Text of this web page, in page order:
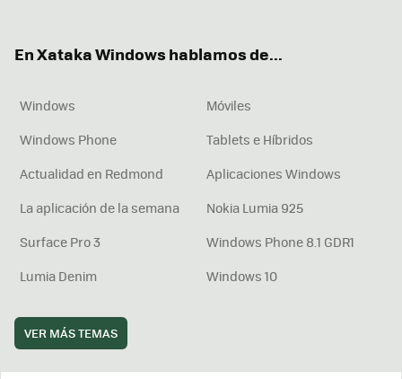
En Xataka Windows hablamos de...
Windows
Móviles
Windows Phone
Tablets e Híbridos
Actualidad en Redmond
Aplicaciones Windows
La aplicación de la semana
Nokia Lumia 925
Surface Pro 3
Windows Phone 8.1 GDR1
Lumia Denim
Windows 10
VER MÁS TEMAS